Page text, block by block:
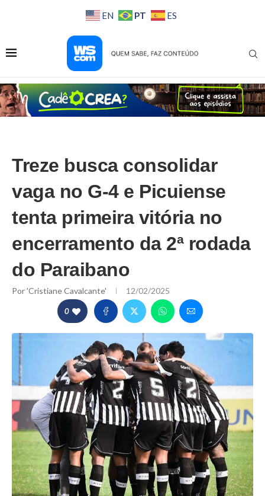
EN PT ES
Treze busca consolidar
vaga no G-4 e Picuiense
tenta primeira vitória no
encerramento da 2ª rodada
do Paraibano
Por'Cristiane Cavalcante' 12/02/2025
0